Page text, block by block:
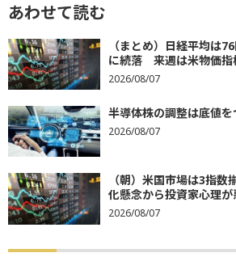
あわせて読む
（まとめ）日経平均は
に続落 来週は米物価指
2026/08/07
半導体株の調整は底値
2026/08/07
（朝）米国市場は3指
化懸念から投資家心理
2026/08/07